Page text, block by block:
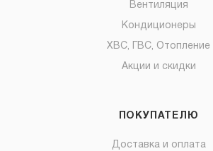
Вентиляция
Кондиционеры
ХВС, ГВС, Отопление
Акции и скидки
ПОКУПАТЕЛЮ
Доставка и оплата